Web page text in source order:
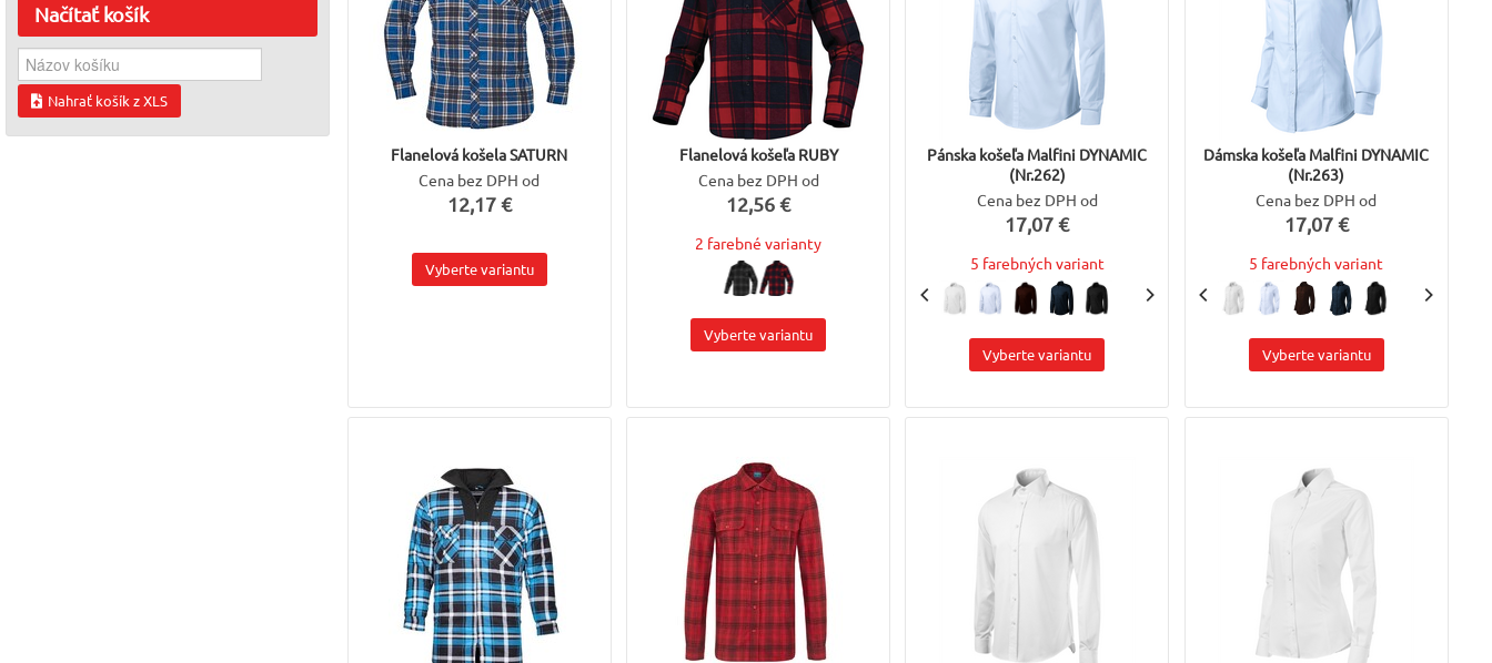
Načítaťkošík
Nahrať košík z XLS
Flanelová košela SATURN
Cena bez DPH od
12,17 €
Vyberte variantu
Flanelová košeľa RUBY
Cena bez DPH od
12,56 €
2 farebné varianty
Vyberte variantu
Pánska košeľa Malfini DYNAMIC
(Nr.262)
Cena bez DPH od
17,07 €
5 farebných variant
Vyberte variantu
Dámska košeľa Malfini DYNAMIC
(Nr.263)
Cena bez DPH od
17,07 €
5 farebných variant
Vyberte variantu